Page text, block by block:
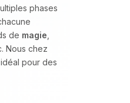
phases
de magie
Nous chez
pour des